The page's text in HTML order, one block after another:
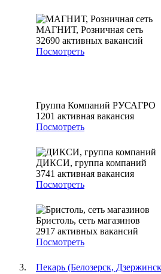
МАГНИТ, Розничная сеть
32690 активных вакансий
Посмотреть
Группа Компаний РУСАГРО
1201 активная вакансия
Посмотреть
ДИКСИ, группа компаний
3741 активная вакансия
Посмотреть
Бристоль, сеть магазинов
2917 активных вакансий
Посмотреть
Пекарь (Белозерск,